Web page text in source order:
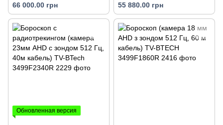
66 000.00 грн 55 880.00 грн
Обновленная версия